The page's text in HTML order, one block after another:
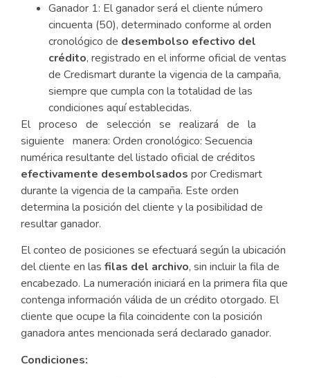
Ganador 1: El ganador será el cliente número
cincuenta (50), determinado conforme al orden
cronológico de desembolso efectivo del
crédito, registrado en el informe oficial de ventas
de Credismart durante la vigencia de la campaña,
siempre que cumpla con la totalidad de las
condiciones aquí establecidas.
El proceso de selección se realizará de la
siguiente manera: Orden cronológico: Secuencia
numérica resultante del listado oficial de créditos
efectivamente desembolsados por Credismart
durante la vigencia de la campaña. Este orden
determina la posición del cliente y la posibilidad de
resultar ganador.
El conteo de posiciones se efectuará según la ubicación
del cliente en las filas del archivo, sin incluir la fila de
encabezado. La numeración iniciará en la primera fila que
contenga información válida de un crédito otorgado. El
cliente que ocupe la fila coincidente con la posición
ganadora antes mencionada será declarado ganador.
Condiciones: